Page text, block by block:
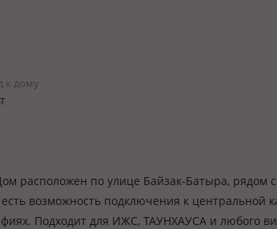
к дому
расположен по улице Байзак-Батыра, рядом
возможность подключения к центральной
Подходит для ИЖС, ТАУНХАУСА и любого